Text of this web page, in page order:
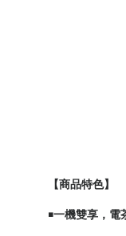
【商品特色】
￭一機雙享，電